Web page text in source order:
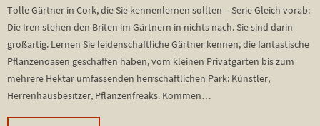
Tolle Gärtner in Cork, die Sie kennenlernen sollten – Serie Gleich vorab:
Die Iren stehen den Briten im Gärtnern in nichts nach. Sie sind darin
großartig. Lernen Sie leidenschaftliche Gärtner kennen, die fantastische
Pflanzenoasen geschaffen haben, vom kleinen Privatgarten bis zum
mehrere Hektar umfassenden herrschaftlichen Park: Künstler,
Herrenhausbesitzer, Pflanzenfreaks. Kommen…